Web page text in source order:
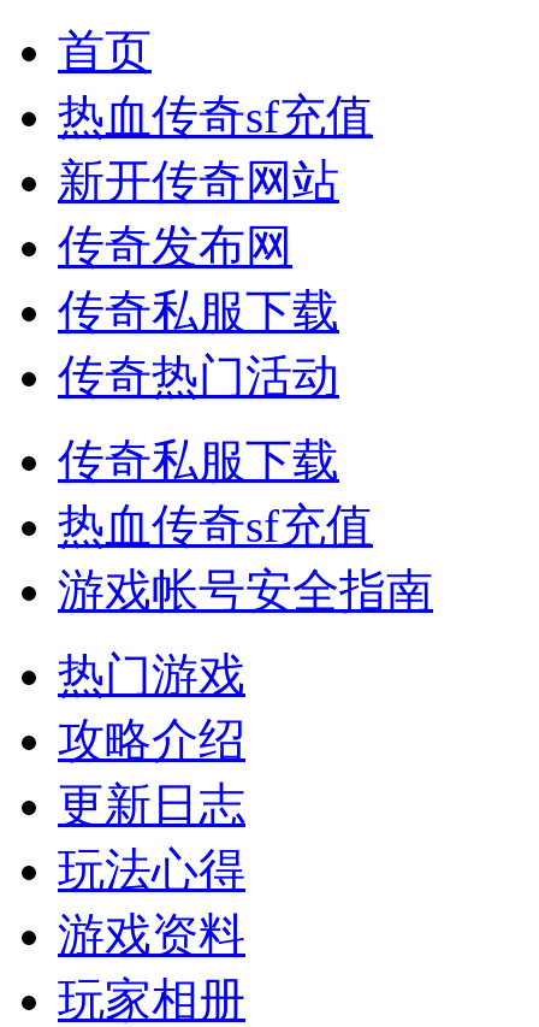
首页
热血传奇sf充值
新开传奇网站
传奇发布网
传奇私服下载
传奇热门活动
传奇私服下载
热血传奇sf充值
游戏帐号安全指南
热门游戏
攻略介绍
更新日志
玩法心得
游戏资料
玩家相册